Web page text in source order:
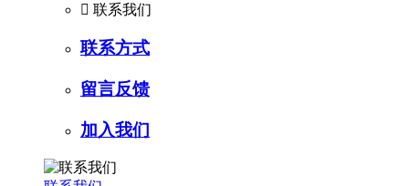
 联系我们
联系方式
留言反馈
加入我们